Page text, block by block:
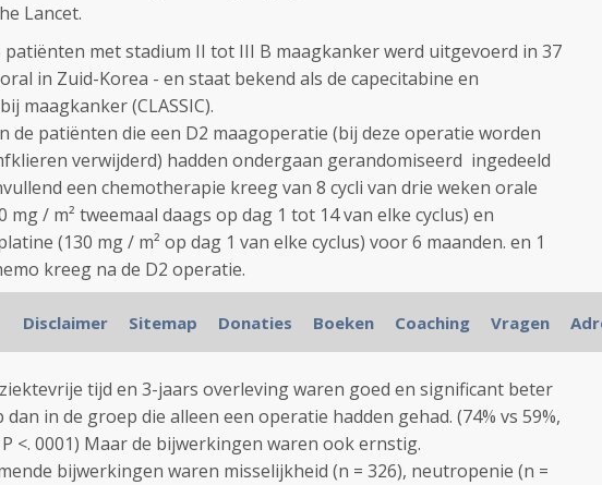
Lancet.
patiënten met stadium II tot III B maagkanker werd uitgevoerd in 37
in Zuid-Korea - en staat bekend als de capecitabine en
maagkanker (CLASSIC).
de patiënten die een D2 maagoperatie (bij deze operatie worden
verwijderd) hadden ondergaan gerandomiseerd ingedeeld
een chemotherapie kreeg van 8 cycli van drie weken orale
mg / m² tweemaal daags op dag 1 tot 14 van elke cyclus) en
(130 mg / m² op dag 1 van elke cyclus) voor 6 maanden. en 1
kreeg na de D2 operatie.
was niet alleen of er betere effectiviteit werd verwacht, maar ook
aanpak met een dubbele chemo zouden verdragen.
tijd en 3-jaars overleving waren goed en significant beter
in de groep die alleen een operatie hadden gehad. (74% vs 59%,
<. 0001) Maar de bijwerkingen waren ook ernstig.
bijwerkingen waren misselijkheid (n = 326), neutropenie (n =
Disclaimer Sitemap Donaties Boeken Coaching Vragen